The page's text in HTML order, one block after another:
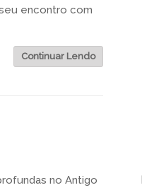
encontro com
Continuar Lendo
no Antigo